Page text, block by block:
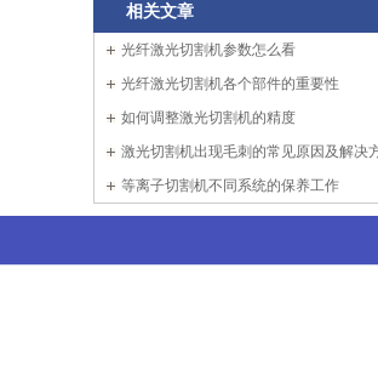
相关文章
光纤激光切割机参数怎么看
光纤激光切割机各个部件的重要性
如何调整激光切割机的精度
激光切割机出现毛刺的常见原因及解决
等离子切割机不同系统的保养工作